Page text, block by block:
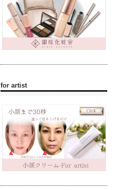
for artist